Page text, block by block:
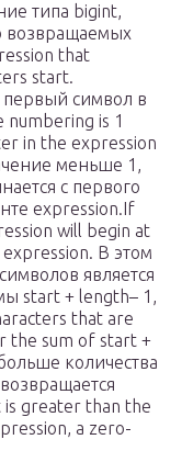
типа bigint,
возвращаемых
that
start.
первый символ в
is 1
in the expression
меньше 1,
с первого
expression.If
will begin at
В этом
является
start + length– 1,
that are
the sum of start +
количества
greater than the
a zero-